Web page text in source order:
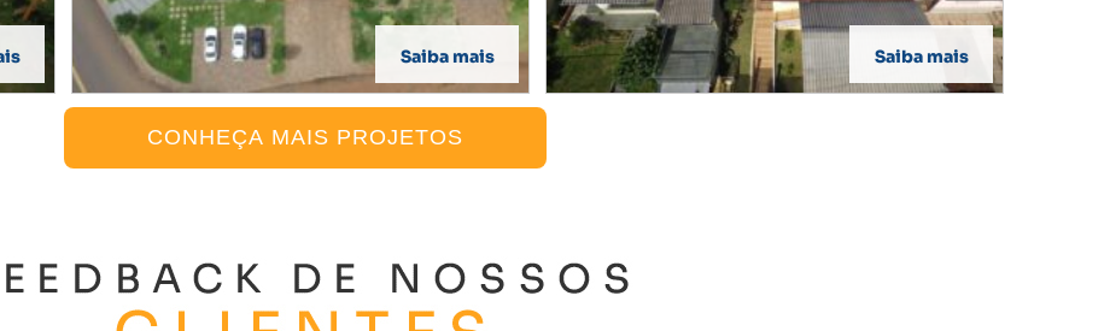
Saiba mais Saiba mais
CONHEÇA MAIS PROJETOS